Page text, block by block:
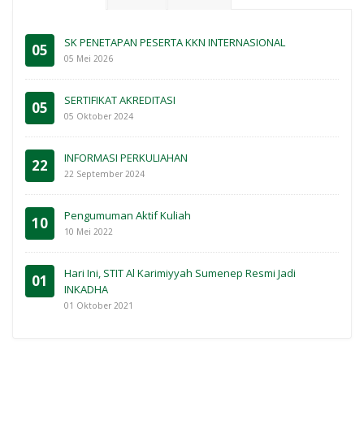
05 SK PENETAPAN PESERTA KKN INTERNASIONAL
05 Mei 2026
05 SERTIFIKAT AKREDITASI
05 Oktober 2024
22 INFORMASI PERKULIAHAN
22 September 2024
10 Pengumuman Aktif Kuliah
10 Mei 2022
01
Hari Ini, STIT Al Karimiyyah Sumenep Resmi Jadi
INKADHA
01 Oktober 2021